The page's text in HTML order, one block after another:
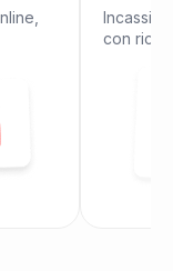
Incassi
con